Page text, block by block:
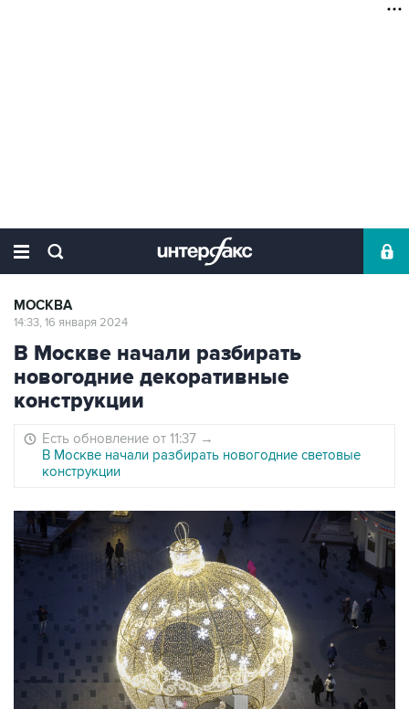
МОСКВА
14:33, 16 января 2024
В Москве начали разбирать
новогодние декоративные
конструкции
Есть обновление от 11:37 →
В Москве начали разбирать новогодние световые
конструкции